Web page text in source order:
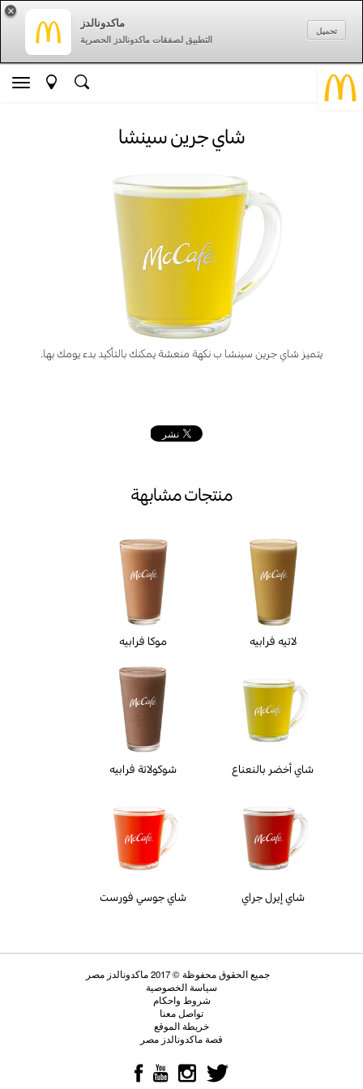
ماكدونالدز
التطبيق لصفقات ماكدونالدز الحصرية
تحميل
×
شاي جرين سينشا
يتميز شاي جرين سينشا ب نكهة منعشة يمكنك بالتأكيد بدء يومك بها.
منتجات مشابهة
لاتيه فرابيه موكا فرابيه
شاي أخضر بالنعناع شوكولاتة فرابيه
شاي إيرل جراي شاي جوسي فورست
سياسة الخصوصية
شروط واحكام
تواصل معنا
خريطة الموقع
قصة ماكدونالدز مصر